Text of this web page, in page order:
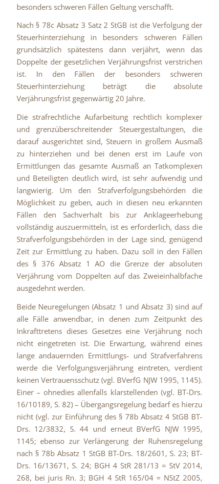
besonders schweren Fällen Geltung verschafft.
Nach § 78c Absatz 3 Satz 2 StGB ist die Verfolgung der
Steuerhinterziehung in besonders schweren Fällen
grundsätzlich spätestens dann verjährt, wenn das
Doppelte der gesetzlichen Verjährungsfrist verstrichen
ist. In den Fällen der besonders schweren
Steuerhinterziehung beträgt die absolute
Verjährungsfrist gegenwärtig 20 Jahre.
Die strafrechtliche Aufarbeitung rechtlich komplexer
und grenzüberschreitender Steuergestaltungen, die
darauf ausgerichtet sind, Steuern in großem Ausmaß
zu hinterziehen und bei denen erst im Laufe von
Ermittlungen das gesamte Ausmaß an Tatkomplexen
und Beteiligten deutlich wird, ist sehr aufwendig und
langwierig. Um den Strafverfolgungsbehörden die
Möglichkeit zu geben, auch in diesen neu erkannten
Fällen den Sachverhalt bis zur Anklageerhebung
vollständig auszuermitteln, ist es erforderlich, dass die
Strafverfolgungsbehörden in der Lage sind, genügend
Zeit zur Ermittlung zu haben. Dazu soll in den Fällen
des § 376 Absatz 1 AO die Grenze der absoluten
Verjährung vom Doppelten auf das Zweieinhalbfache
ausgedehnt werden.
Beide Neuregelungen (Absatz 1 und Absatz 3) sind auf
alle Fälle anwendbar, in denen zum Zeitpunkt des
Inkrafttretens dieses Gesetzes eine Verjährung noch
nicht eingetreten ist. Die Erwartung, während eines
lange andauernden Ermittlungs- und Strafverfahrens
werde die Verfolgungsverjährung eintreten, verdient
keinen Vertrauensschutz (vgl. BVerfG NJW 1995, 1145).
Einer – ohnedies allenfalls klarstellenden (vgl. BT-Drs.
16/10189, S. 82) – Übergangsregelung bedarf es hierzu
nicht (vgl. zur Einführung des § 78b Absatz 4 StGB BT-
Drs. 12/3832, S. 44 und erneut BVerfG NJW 1995,
1145; ebenso zur Verlängerung der Ruhensregelung
nach § 78b Absatz 1 StGB BT-Drs. 18/2601, S. 23; BT-
Drs. 16/13671, S. 24; BGH 4 StR 281/13 = StV 2014,
268, bei juris Rn. 3; BGH 4 StR 165/04 = NStZ 2005,